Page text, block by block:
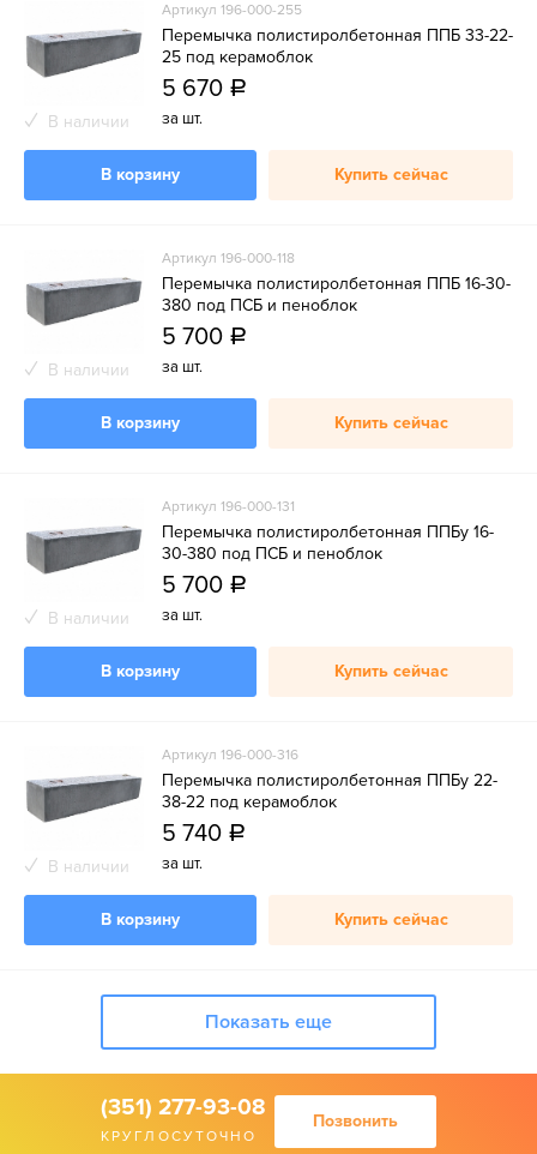
В наличии
Артикул 196-000-255
Перемычка полистиролбетонная ППБ 33-22-
25 под керамоблок
5 670 a
за шт.
В корзину Купить сейчас
В наличии
Артикул 196-000-118
Перемычка полистиролбетонная ППБ 16-30-
380 под ПСБ и пеноблок
5 700 a
за шт.
В корзину Купить сейчас
В наличии
Артикул 196-000-131
Перемычка полистиролбетонная ППБу 16-
30-380 под ПСБ и пеноблок
5 700 a
за шт.
В корзину Купить сейчас
В наличии
Артикул 196-000-316
Перемычка полистиролбетонная ППБу 22-
38-22 под керамоблок
5 740 a
за шт.
В корзину Купить сейчас
Показать еще
(351) 277-93-08
КРУГЛОСУТОЧНО
Позвонить